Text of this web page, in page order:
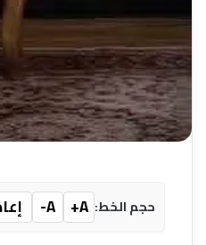
حجم الخط: A+
A-